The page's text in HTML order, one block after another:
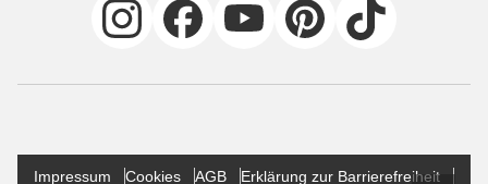
Impressum Cookies AGB Erklärung zur Barrierefreiheit